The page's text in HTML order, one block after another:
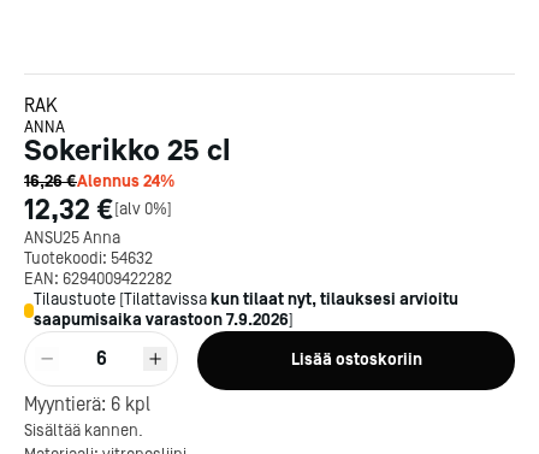
RAK
ANNA
Sokerikko 25 cl
16,26 €Alennus24%
12,32 €[alv 0%]
ANSU25 Anna
Tuotekoodi: 54632
EAN: 6294009422282
Tilaustuote [Tilattavissa kun tilaat nyt, tilauksesi arvioitu
saapumisaika varastoon7.9.2026]
6 Lisää ostoskoriin
Myyntierä: 6 kpl
Sisältää kannen.